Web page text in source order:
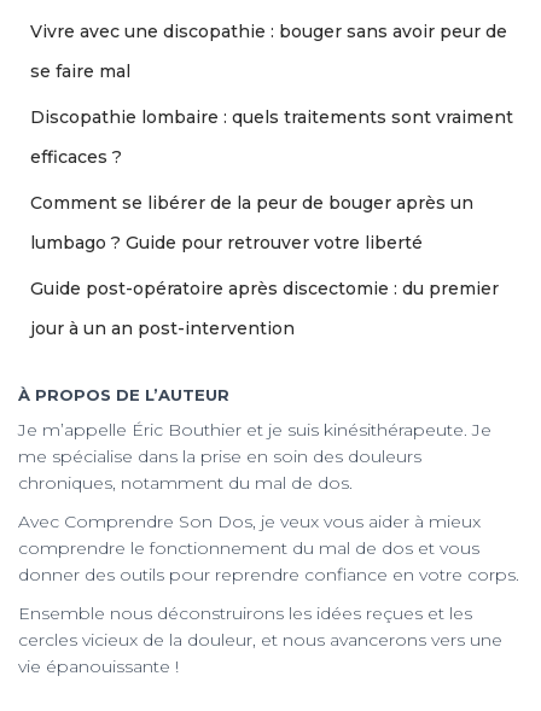
Vivre avec une discopathie : bouger sans avoir peur de
se faire mal
Discopathie lombaire : quels traitements sont vraiment
efficaces ?
Comment se libérer de la peur de bouger après un
lumbago ? Guide pour retrouver votre liberté
Guide post-opératoire après discectomie : du premier
jour à un an post-intervention
À PROPOS DE L’AUTEUR
Je m’appelle Éric Bouthier et je suis kinésithérapeute. Je
me spécialise dans la prise en soin des douleurs
chroniques, notamment du mal de dos.
Avec Comprendre Son Dos, je veux vous aider à mieux
comprendre le fonctionnement du mal de dos et vous
donner des outils pour reprendre confiance en votre corps.
Ensemble nous déconstruirons les idées reçues et les
cercles vicieux de la douleur, et nous avancerons vers une
vie épanouissante !